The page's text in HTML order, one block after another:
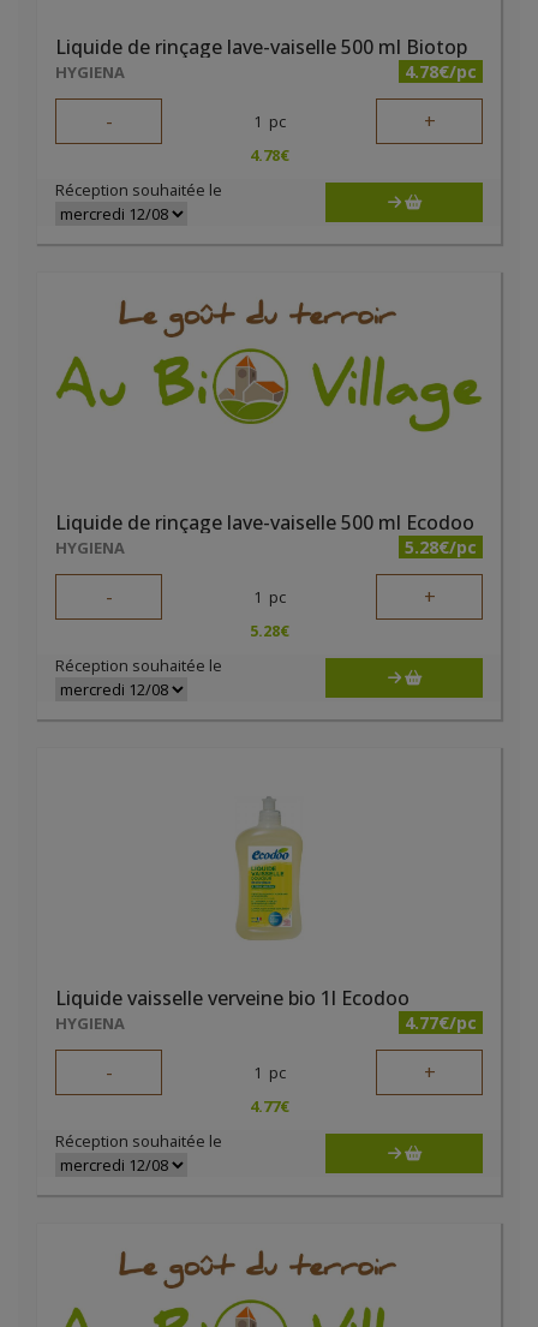
Liquide de rinçage lave-vaiselle 500 ml Biotop
HYGIENA 4.78€/pc
- 1 pc +
4.78€
Réception souhaitée le
Liquide de rinçage lave-vaiselle 500 ml Ecodoo
HYGIENA 5.28€/pc
- 1 pc +
5.28€
Réception souhaitée le
Liquide vaisselle verveine bio 1l Ecodoo
HYGIENA 4.77€/pc
- 1 pc +
4.77€
Réception souhaitée le